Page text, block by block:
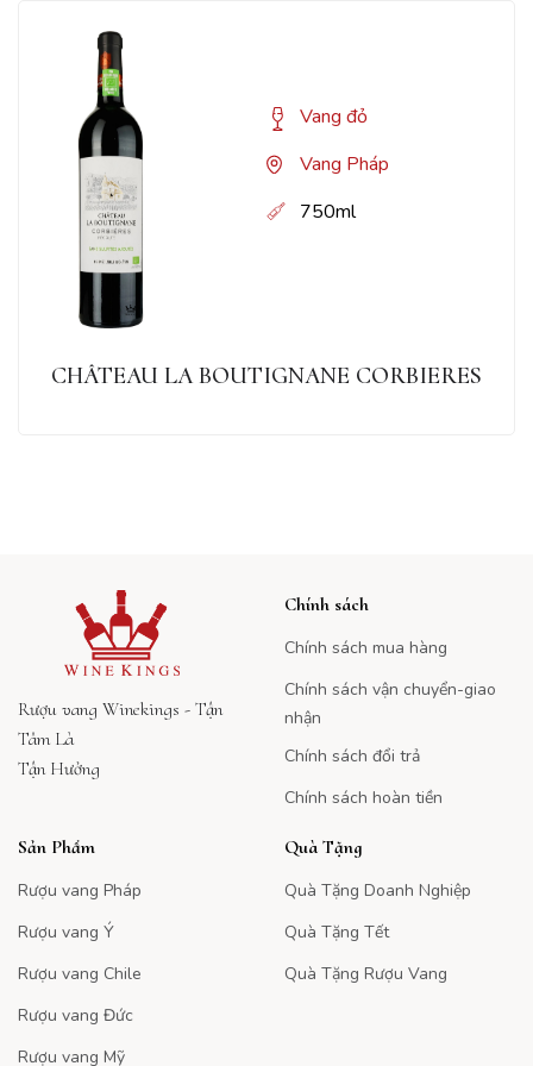
Vang đỏ
Vang Pháp
750ml
CHÂTEAU LA BOUTIGNANE CORBIERES
Rượu vang Winekings - Tận
Tâm Là
Tận Hưởng
Chính sách
Chính sách mua hàng
Chính sách vận chuyển-giao
nhận
Chính sách đổi trả
Chính sách hoàn tiền
Sản Phẩm
Rượu vang Pháp
Rượu vang Ý
Rượu vang Chile
Rượu vang Đức
Rượu vang Mỹ
Quà Tặng
Quà Tặng Doanh Nghiệp
Quà Tặng Tết
Quà Tặng Rượu Vang